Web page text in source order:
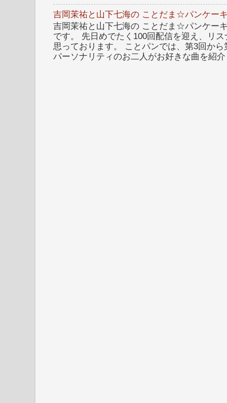
吉岡茉祐と山下七海の ことだま☆パンケー
吉岡茉祐と山下七海の ことだま☆パンケー
です。 先日めでたく100回配信を迎え、リ
思っております。 ことパンでは、第3回か
パーソナリティのお二人がお好きな曲を紹